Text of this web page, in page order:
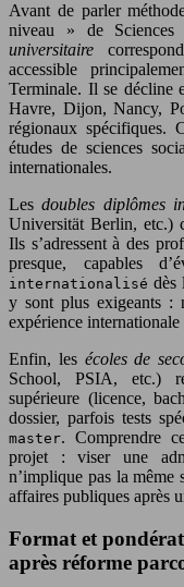
Avant de parler
niveau » de
universitaire
accessible
Terminale. Il se décline
Havre, Dijon, Nancy,
régionaux spécifiques.
études de sciences
internationales.
Lesdoubles diplômes
Universität Berlin, etc.)
Ils s’adressent à des
presque, capables
internationalisé dès
y sont plus exigeants :
expérience
Enfin, les écoles de
School, PSIA, etc.)
supérieure (licence,
dossier, parfois tests
master. Comprendre
projet : viser une
n’implique pas la même
affaires publiques après
Format et
après réforme